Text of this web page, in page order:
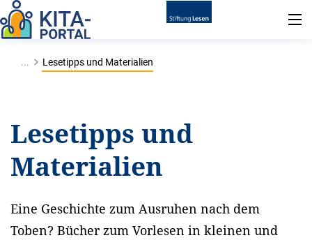
... Lesetipps und Materialien
Lesetipps und
Materialien
Eine Geschichte zum Ausruhen nach dem
Toben? Bücher zum Vorlesen in kleinen und